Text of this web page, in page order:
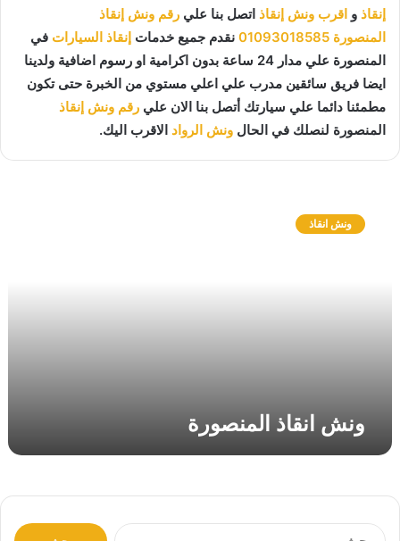
إنقاذ و اقرب ونش إنقاذ اتصل بنا علي رقم ونش إنقاذ
المنصورة 01093018585 نقدم جميع خدمات إنقاذ السيارات في
المنصورة علي مدار 24 ساعة بدون اكرامية او رسوم اضافية ولدينا
ايضا فريق سائقين مدرب علي اعلي مستوي من الخبرة حتى تكون
مطمئنا دائما علي سيارتك أتصل بنا الان علي رقم ونش إنقاذ
المنصورة لنصلك في الحال ونش الرواد الاقرب اليك.
و
ونش انقاذ
ونش انقاذ المنصورة